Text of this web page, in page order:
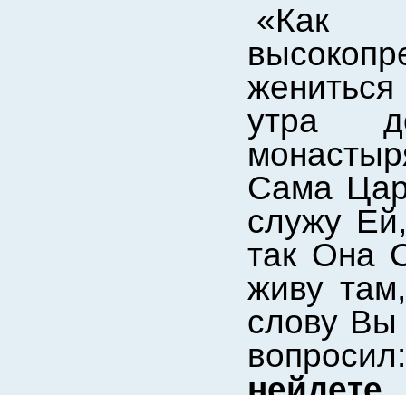
утра
Сама
служу
так Она
живу
слову Вы